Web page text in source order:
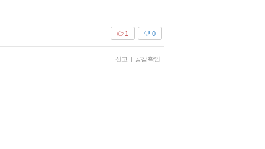
0
1
신고 | 공감 확인